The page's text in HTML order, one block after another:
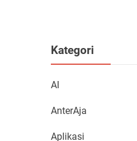
Kategori
AI
AnterAja
Aplikasi